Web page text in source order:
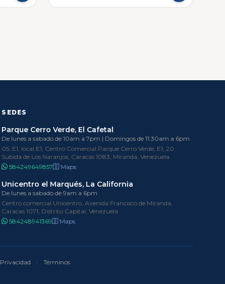
SEDES
Parque Cerro Verde, El Cafetal
De lunes a sabado de 10am a 7pm | Domingos de 11:30am a 6pm
05, E1, local E1, Centro Comercial Parque Cerro Verde, E1, 20
Subida de Los Naranjos, Caracas 1083, Miranda, Venezuela
584249649857
Maps
Unicentro el Marqués, La California
De lunes a sabado de 9am a 6pm
Centro comercial Unicentro, Avenida Francisco de Miranda,
Caracas 1071, Distrito Capital, Venezuela
584248941369
Maps
Privacidad · Términos